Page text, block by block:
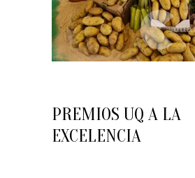
PREMIOS UQ A LA
EXCELENCIA